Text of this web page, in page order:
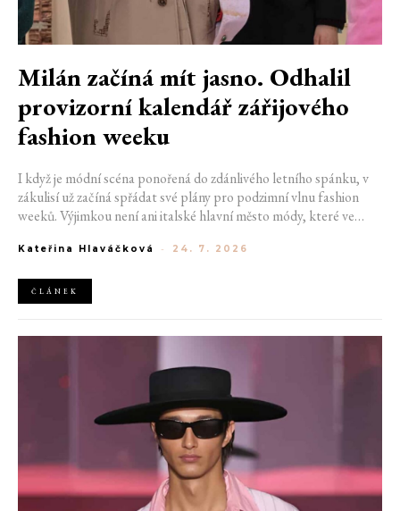
Milán začíná mít jasno. Odhalil
provizorní kalendář zářijového
fashion weeku
I když je módní scéna ponořená do zdánlivého letního spánku, v
zákulisí už začíná spřádat své plány pro podzimní vlnu fashion
weeků. Výjimkou není ani italské hlavní město módy, které ve
22. do 28. září přivítá tradiční jména, pozornost však zaměří
Moschino.
Kateřina Hlaváčková - 24. 7. 2026
ČLÁNEK